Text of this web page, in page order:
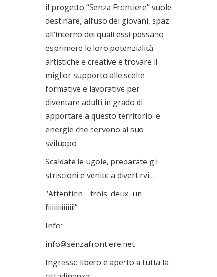
il progetto “Senza Frontiere” vuole
destinare, all’uso dei giovani, spazi
all’interno dei quali essi possano
esprimere le loro potenzialità
artistiche e creative e trovare il
miglior supporto alle scelte
formative e lavorative per
diventare adulti in grado di
apportare a questo territorio le
energie che servono al suo
sviluppo.
Scaldate le ugole, preparate gli
striscioni e venite a divertirvi…
“Attention… trois, deux, un…
fiiiiiiiiiiiii!”
Info:
info@senzafrontiere.net
Ingresso libero e aperto a tutta la